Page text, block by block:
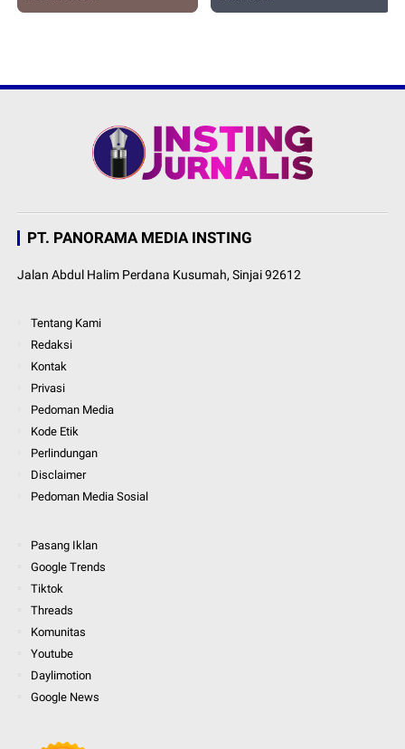
PT. PANORAMA MEDIA INSTING
Jalan Abdul Halim Perdana Kusumah, Sinjai 92612
Tentang Kami
Redaksi
Kontak
Privasi
Pedoman Media
Kode Etik
Perlindungan
Disclaimer
Pedoman Media Sosial
Pasang Iklan
Google Trends
Tiktok
Threads
Komunitas
Youtube
Daylimotion
Google News